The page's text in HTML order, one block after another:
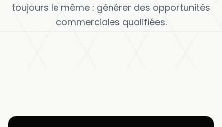
toujours le même : générer des opportunités
commerciales qualifiées.